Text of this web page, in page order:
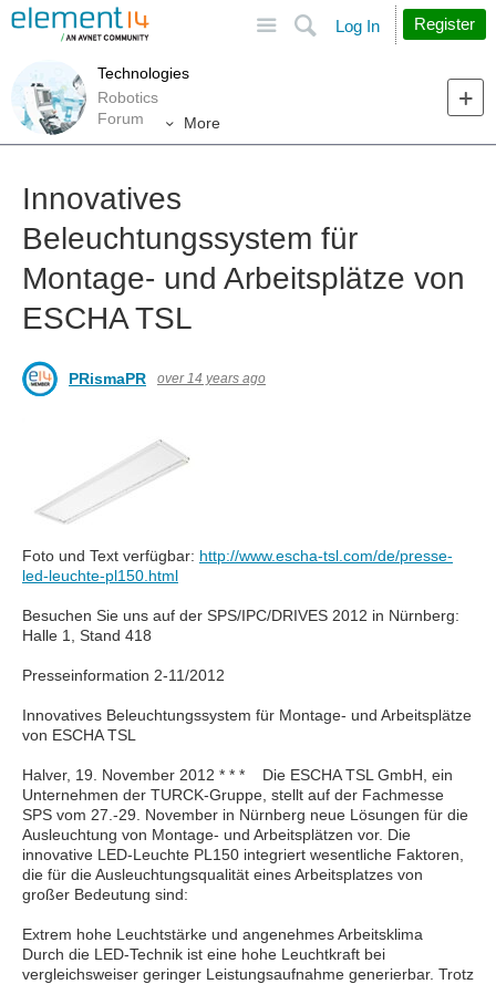
Search
Log In Register
Technologies
Robotics
Forum
More
Innovatives
Beleuchtungssystem für
Montage- und Arbeitsplätze von
ESCHA TSL
PRismaPR over 14 years ago
Foto und Text verfügbar: http://www.escha-tsl.com/de/presse-
led-leuchte-pl150.html
Besuchen Sie uns auf der SPS/IPC/DRIVES 2012 in Nürnberg:
Halle 1, Stand 418
Presseinformation 2-11/2012
Innovatives Beleuchtungssystem für Montage- und Arbeitsplätze
von ESCHA TSL
Halver, 19. November 2012 * * * Die ESCHA TSL GmbH, ein
Unternehmen der TURCK-Gruppe, stellt auf der Fachmesse
SPS vom 27.-29. November in Nürnberg neue Lösungen für die
Ausleuchtung von Montage- und Arbeitsplätzen vor. Die
innovative LED-Leuchte PL150 integriert wesentliche Faktoren,
die für die Ausleuchtungsqualität eines Arbeitsplatzes von
großer Bedeutung sind:
Extrem hohe Leuchtstärke und angenehmes Arbeitsklima
Durch die LED-Technik ist eine hohe Leuchtkraft bei
vergleichsweiser geringer Leistungsaufnahme generierbar. Trotz